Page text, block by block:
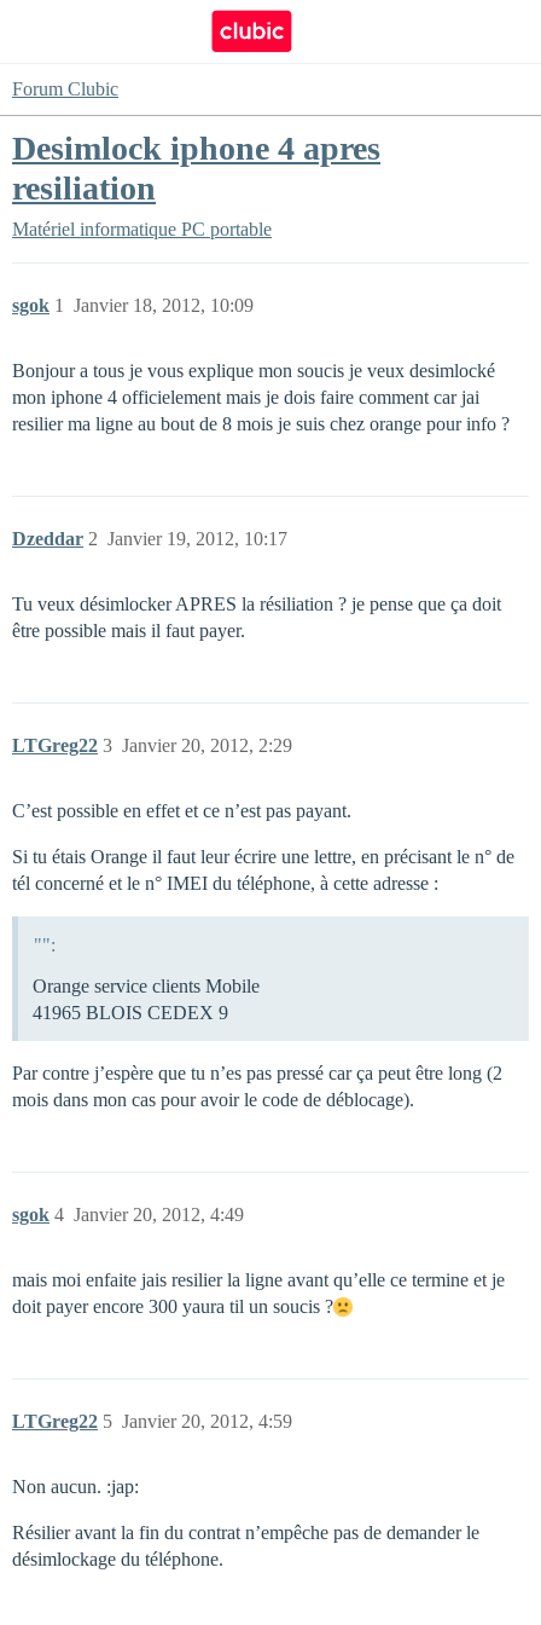
Forum Clubic
Desimlock iphone 4 apres
resiliation
Matériel informatique PC portable
sgok Janvier 18, 2012, 10:09
1
Bonjour a tous je vous explique mon soucis je veux desimlocké
mon iphone 4 officielement mais je dois faire comment car jai
resilier ma ligne au bout de 8 mois je suis chez orange pour info ?
Dzeddar Janvier 19, 2012, 10:17
2
Tu veux désimlocker APRES la résiliation ? je pense que ça doit
être possible mais il faut payer.
LTGreg22 Janvier 20, 2012, 2:29
3
C’est possible en effet et ce n’est pas payant.
Si tu étais Orange il faut leur écrire une lettre, en précisant le n° de
tél concerné et le n° IMEI du téléphone, à cette adresse :
"":
Orange service clients Mobile
41965 BLOIS CEDEX 9
Par contre j’espère que tu n’es pas pressé car ça peut être long (2
mois dans mon cas pour avoir le code de déblocage).
sgok Janvier 20, 2012, 4:49
4
mais moi enfaite jais resilier la ligne avant qu’elle ce termine et je
doit payer encore 300 yaura til un soucis ?
LTGreg22 Janvier 20, 2012, 4:59
5
Non aucun. :jap:
Résilier avant la fin du contrat n’empêche pas de demander le
désimlockage du téléphone.